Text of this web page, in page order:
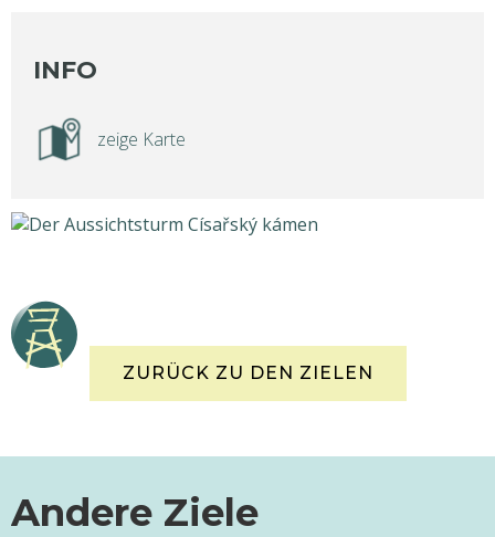
INFO
zeige Karte
ZURÜCK ZU DEN ZIELEN
Andere Ziele